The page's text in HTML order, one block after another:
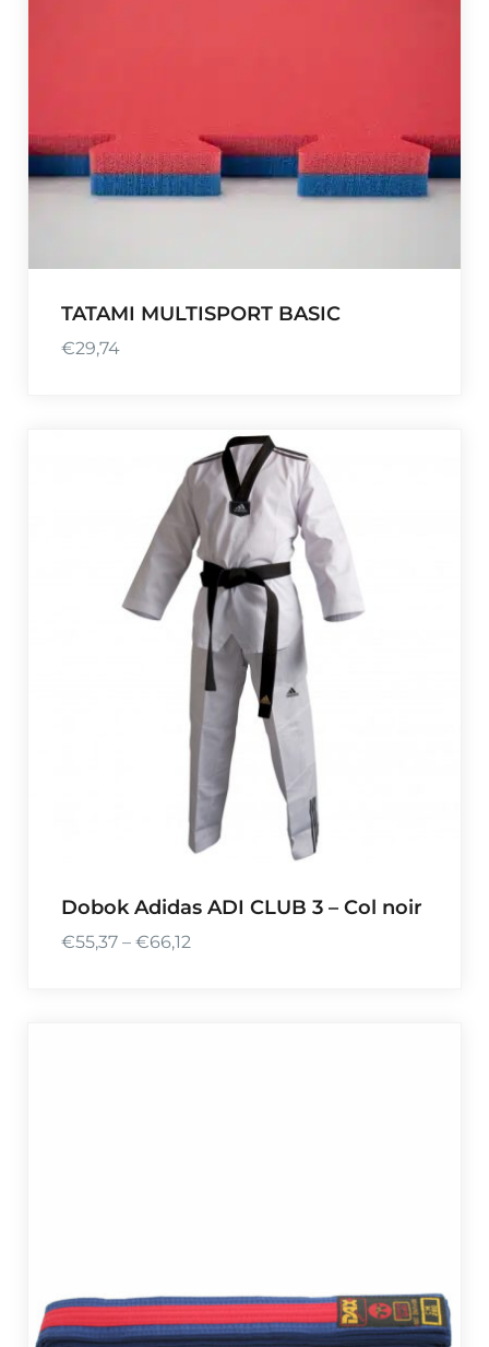
TATAMI MULTISPORT BASIC
€29,74
Dobok Adidas ADI CLUB 3 – Col noir
€55,37 – €66,12
P
€
5